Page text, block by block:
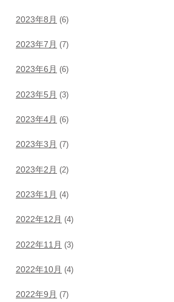
2023年8月 (6)
2023年7月 (7)
2023年6月 (6)
2023年5月 (3)
2023年4月 (6)
2023年3月 (7)
2023年2月 (2)
2023年1月 (4)
2022年12月 (4)
2022年11月 (3)
2022年10月 (4)
2022年9月 (7)